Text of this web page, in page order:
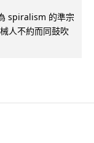
spiralism 的準宗
人不約而同鼓吹